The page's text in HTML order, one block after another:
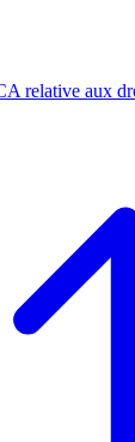
relative aux